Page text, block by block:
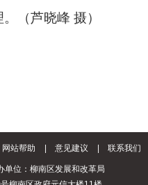
（芦晓峰 摄）
网站帮助 意见建议 联系我们
单位：柳南区发展和改革局